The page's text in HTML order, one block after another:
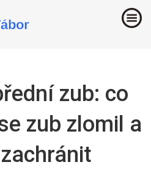
zub: co
zub zlomil a